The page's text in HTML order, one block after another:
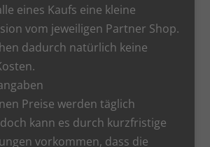
eines Kaufs eine kleine
vom jeweiligen Partner Shop.
dadurch natürlich keine
Preise werden täglich
kann es durch kurzfristige
vorkommen, dass die